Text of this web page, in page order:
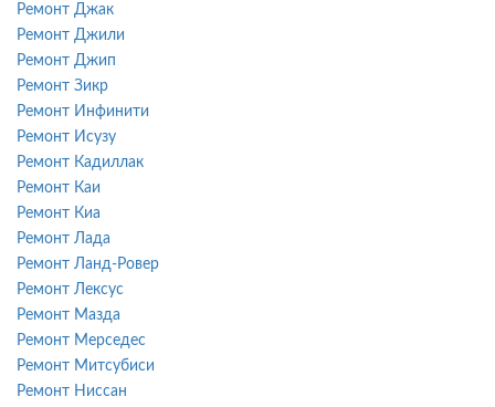
Ремонт Джак
Ремонт Джили
Ремонт Джип
Ремонт Зикр
Ремонт Инфинити
Ремонт Исузу
Ремонт Кадиллак
Ремонт Каи
Ремонт Киа
Ремонт Лада
Ремонт Ланд-Ровер
Ремонт Лексус
Ремонт Мазда
Ремонт Мерседес
Ремонт Митсубиси
Ремонт Ниссан